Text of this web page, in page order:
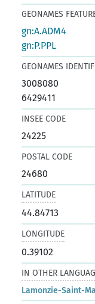
GEONAMES
gn:A.ADM4
gn:P.PPL
GEONAMES
3008080
6429411
INSEE CODE
24225
POSTAL CODE
24680
LATITUDE
44.84713
LONGITUDE
0.39102
IN OTHER
Lamonzie-Saint-